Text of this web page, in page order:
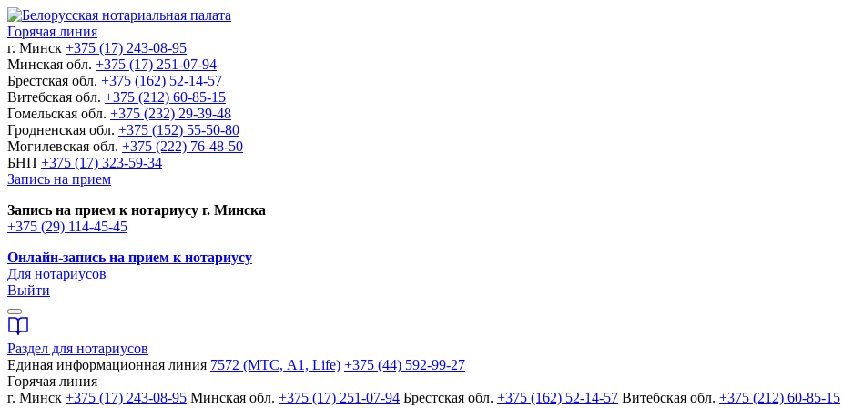
Горячая линия
г. Минск +375 (17) 243-08-95
Минская обл. +375 (17) 251-07-94
Брестская обл. +375 (162) 52-14-57
Витебская обл. +375 (212) 60-85-15
Гомельская обл. +375 (232) 29-39-48
Гродненская обл. +375 (152) 55-50-80
Могилевская обл. +375 (222) 76-48-50
БНП +375 (17) 323-59-34
Запись на прием
Запись на прием к нотариусу г. Минска
+375 (29) 114-45-45
Онлайн-запись на прием к нотариусу
Для нотариусов
Выйти
Раздел для нотариусов
Единая информационная линия 7572 (МТС, A1, Life) +375 (44) 592-99-27
Горячая линия
г. Минск +375 (17) 243-08-95 Минская обл. +375 (17) 251-07-94 Брестская обл. +375 (162) 52-14-57 Витебская обл. +375 (212) 60-85-15